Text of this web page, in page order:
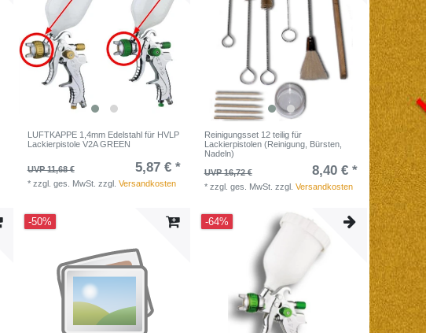
LUFTKAPPE 1,4mm Edelstahl für HVLP
Lackierpistole V2A GREEN
UVP 11,68 € 5,87 € *
* zzgl. ges. MwSt. zzgl. Versandkosten
Reinigungsset 12 teilig für
Lackierpistolen (Reinigung, Bürsten,
Nadeln)
UVP 16,72 €
8,40 € *
* zzgl. ges. MwSt. zzgl. Versandkosten
-50% -64%